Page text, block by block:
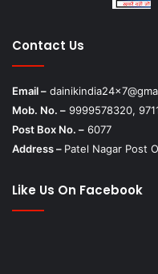
Contact Us
Email –
Mob. No. – 9999578320,
Post Box No. – 6077
Address – Patel Nagar Post
Like Us On Facebook